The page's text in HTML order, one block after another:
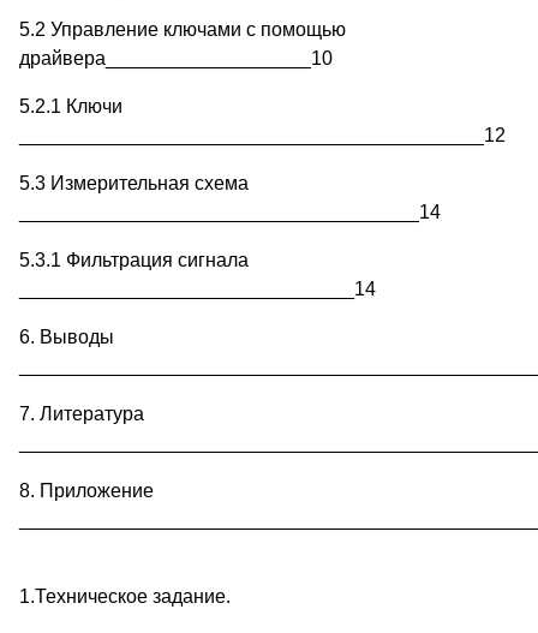
5.2 Управление ключами с помощью
драйвера___________________10
5.2.1 Ключи
___________________________________________12
5.3 Измерительная схема
_____________________________________14
5.3.1 Фильтрация сигнала
_______________________________14
6. Выводы
7. Литература
8. Приложение
1.Техническое задание.